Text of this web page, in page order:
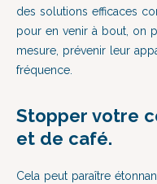
des solutions efficaces
pour en venir à bout, on
mesure, prévenir leur
fréquence.
Stopper votre
et de café.
Cela peut paraître